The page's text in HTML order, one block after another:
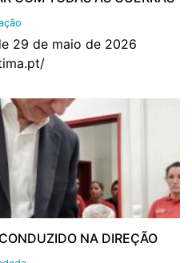
29 de maio de 2026
NA DIREÇÃO